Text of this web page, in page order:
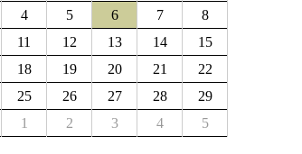
4 5 6 7
8
11 12 13 14
15
18 19 20 21
22
25 26 27 28
29
1 2 3 4 5